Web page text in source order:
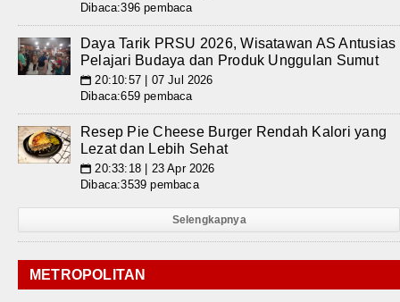
Dibaca:396 pembaca
Daya Tarik PRSU 2026, Wisatawan AS Antusias
Pelajari Budaya dan Produk Unggulan Sumut
📅 20:10:57 | 07 Jul 2026
Dibaca:659 pembaca
Resep Pie Cheese Burger Rendah Kalori yang
Lezat dan Lebih Sehat
📅 20:33:18 | 23 Apr 2026
Dibaca:3539 pembaca
Selengkapnya
METROPOLITAN